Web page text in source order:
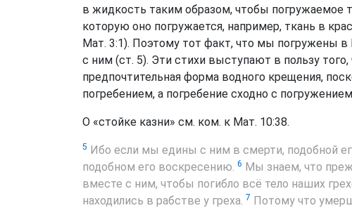
в жидкость таким образом, чтобы погружаемое
которую оно погружается, например, ткань в
Мат. 3:1). Поэтому тот факт, что мы погружены
с ним (ст. 5). Эти стихи выступают в пользу
предпочтительная форма водного крещения,
погребением, а погребение сходно с
О «стойке казни» см. ком. к Мат. 10:38.
5 Ибо если мы едины с ним в смерти, подобной
подобном его воскресению. 6 Мы знаем, что
вместе с ним, чтобы погибло всё тело наших
находились в рабстве у греха. 7 Потому что